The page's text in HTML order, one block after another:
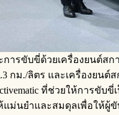
รขับขี่ด้วยเครื่องยนต์สก
กม./ลิตร และเครื่องยน
ที่ช่วยให้การขั
ม่นยําและสมดุลเพื่อให้